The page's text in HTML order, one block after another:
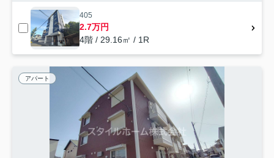
405
2.7万円
4階 / 29.16㎡ / 1R
アパート